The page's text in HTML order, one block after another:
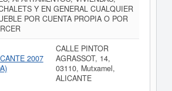
Y EN GENERAL CUALQUIER
POR CUENTA PROPIA O POR
2007
CALLE PINTOR
AGRASSOT, 14,
03110, Mutxamel,
ALICANTE